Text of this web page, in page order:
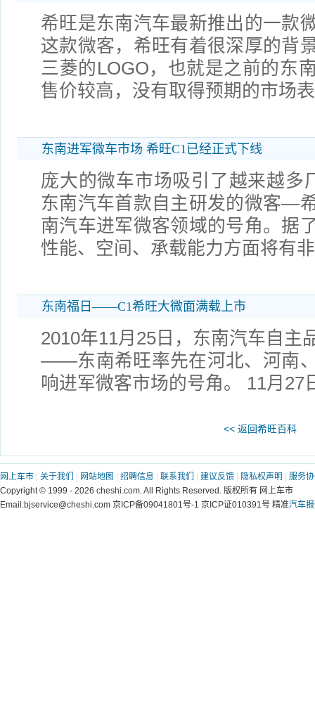
希旺是东南汽车最新推出的一款
这款微客，希旺有着很深厚的背
三菱的LOGO，也就是之前的东
售价较高，没有取得预期的市场
东南进军微车市场 希旺C1已经正式下线
庞大的微车市场吸引了越来越多
东南汽车首款自主研发的微客—
南汽车进军微客领域的号角。据
性能、空间、承载能力方面将有非
东南福日——C1希旺大微面满载上市
2010年11月25日，东南汽车自主
——东南希旺率先在河北、河南
响进军微客市场的号角。 11月27
<< 返回希旺百科
网上车市 关于我们 网站地图 招聘信息 联系我们 建议反馈 隐私权声明
服务
Copyright © 1999 - 2026 cheshi.com. All Rights Reserved. 版权所有 网上车市
Email:bjservice@cheshi.com 京ICP备09041801号-1 京ICP证010391号 精准汽车